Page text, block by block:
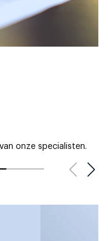
onze specialisten.